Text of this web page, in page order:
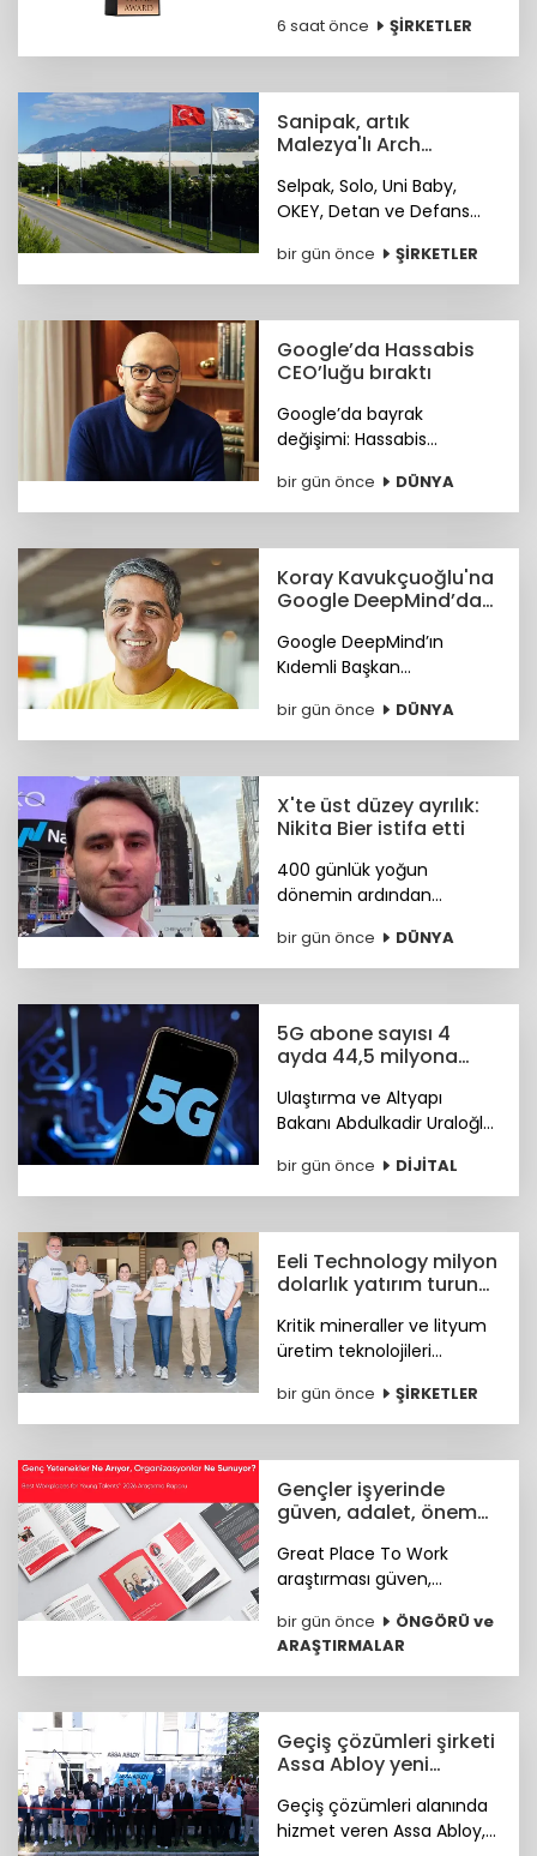
Bronz Stevie Ödülü'nün
sahibi oldu. Ödüller 28
6 saat önce ŞİRKETLER
Sanipak, artık
Malezya'lı Arch
Selpak, Solo, Uni Baby,
OKEY, Detan ve Defans
bulunduran Sanipak
resmen Arch Peninsula
bir gün önce ŞİRKETLER
Google’da Hassabis
CEO’luğu bıraktı
Google’da bayrak
değişimi: Hassabis
bir gün önce DÜNYA
Koray Kavukçuoğlu'na
Google DeepMind’da
Google DeepMind’ın
Kıdemli Başkan
bilim insanı Koray
Kavukçuoğlu getirildi.
bir gün önce DÜNYA
X'te üst düzey ayrılık:
Nikita Bier istifa etti
400 günlük yoğun
dönemin ardından
şirkette danışman olarak
kalacak. Yerine tasarım ve
oluşan yeni bir ekip
geçiyor.
bir gün önce DÜNYA
5G abone sayısı 4
ayda 44,5 milyona
Ulaştırma ve Altyapı
Bakanı Abdulkadir Uraloğlu,
44,5 milyona ulaştığını
bildirdi.
bir gün önce DİJİTAL
Eeli Technology milyon
dolarlık yatırım turunu
Kritik mineraller ve lityum
üretim teknolojileri
toplam 2 milyon dolar
tutarındaki tohum öncesi
bir gün önce ŞİRKETLER
Gençler işyerinde
güven, adalet, önem
Great Place To Work
araştırması güven,
sağlık, anlam ve yapay
zekâya hazır kurum
kültürünün genç çalışan
temel unsurlar olduğunu
ortaya koydu.
bir gün önce
ÖNGÖRÜ ve
ARAŞTIRMALAR
Geçiş çözümleri şirketi
Assa Abloy yeni
Geçiş çözümleri alanında
hizmet veren Assa Abloy,